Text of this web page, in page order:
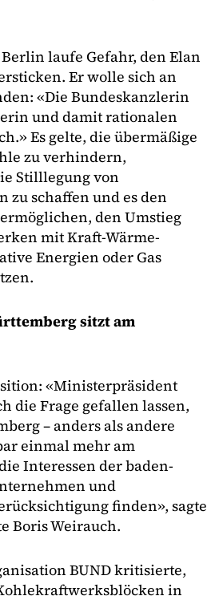
laufe Gefahr, den Elan
Er wolle sich an
«Die Bundeskanzlerin
und damit rationalen
Es gelte, die übermäßige
zu verhindern,
Stilllegung von
schaffen und es den
den Umstieg
mit Kraft-Wärme-
Energien oder Gas
sitzt am
«Ministerpräsident
die Frage gefallen lassen,
– anders als andere
einmal mehr am
Interessen der baden-
und
finden», sagte
Boris Weirauch.
BUND kritisierte,
in